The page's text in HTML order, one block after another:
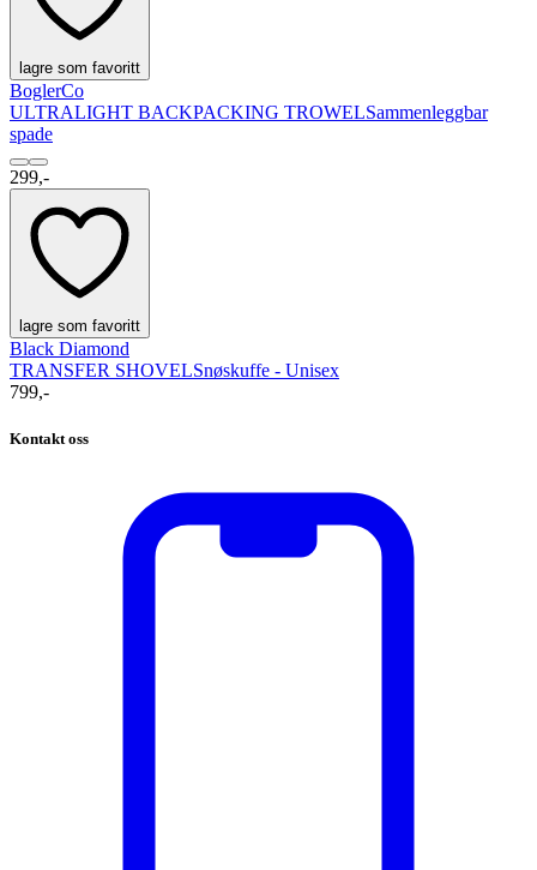
lagre som favoritt
BoglerCo
ULTRALIGHT BACKPACKING TROWELSammenleggbar
spade
299,-
lagre som favoritt
Black Diamond
TRANSFER SHOVELSnøskuffe - Unisex
799,-
Kontakt oss